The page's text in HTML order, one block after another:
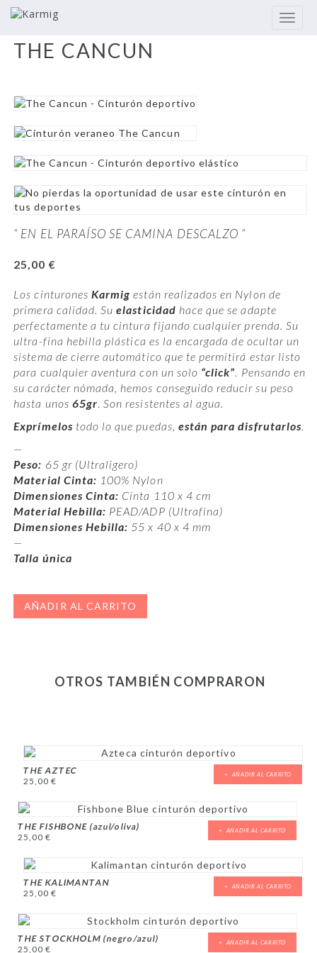
THE CANCUN
“ EN EL PARAÍSO SE CAMINA DESCALZO ”
25,00 €
Los cinturones Karmig están realizados en Nylon de
primera calidad. Suelasticidad hace que se adapte
perfectamente a tu cintura fijando cualquier prenda. Su
ultra-fina hebilla plástica es la encargada de ocultar un
sistema de cierre automático que te permitirá estar listo
para cualquier aventura con un solo “click”. Pensando en
su carácter nómada, hemos conseguido reducir su peso
hasta unos 65gr. Son resistentes al agua.
Exprímelos todo lo que puedas, están para disfrutarlos.
—
Peso: 65 gr (Ultraligero)
Material Cinta: 100% Nylon
Dimensiones Cinta: Cinta 110 x 4 cm
Material Hebilla: PEAD/ADP (Ultrafina)
Dimensiones Hebilla: 55 x 40 x 4 mm
—
Talla única
AÑADIR AL CARRITO
OTROS TAMBIÉN COMPRARON
THE AZTEC
25,00€
AÑADIR AL CARRITO
THE FISHBONE (azul/oliva)
25,00€
AÑADIR AL CARRITO
THE KALIMANTAN
25,00€
AÑADIR AL CARRITO
THE STOCKHOLM (negro/azul)
25,00€
AÑADIR AL CARRITO